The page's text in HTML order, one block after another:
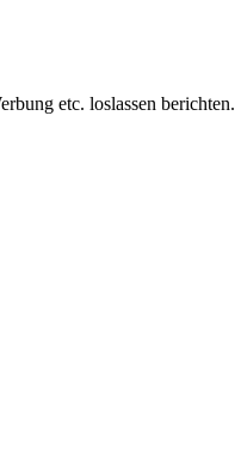
etc. loslassen berichten.